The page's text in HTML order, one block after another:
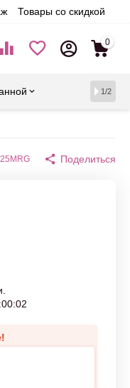
Товары со скидкой
0
1/2
Поделиться